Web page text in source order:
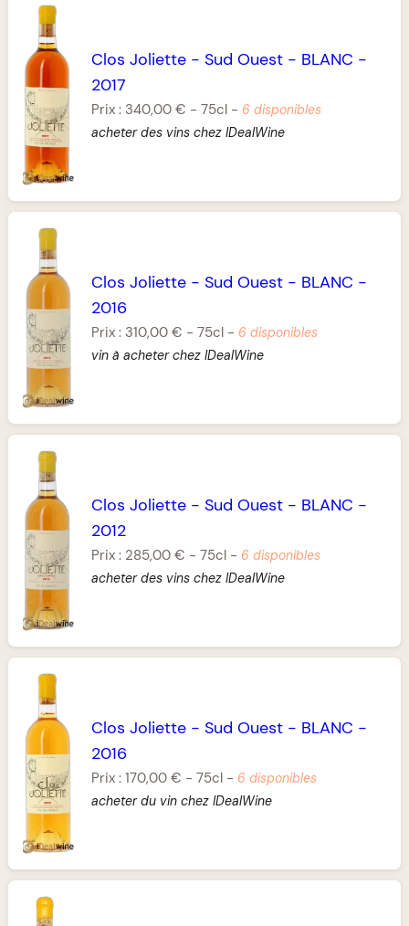
Clos Joliette- Sud Ouest- BLANC -
2017
Prix : 340,00 € - 75cl- 6 disponibles
acheter des vins chez IDealWine
Clos Joliette- Sud Ouest- BLANC -
2016
Prix : 310,00 € - 75cl- 6 disponibles
vin à acheter chez IDealWine
Clos Joliette- Sud Ouest- BLANC -
2012
Prix : 285,00 € - 75cl- 6 disponibles
acheter des vins chez IDealWine
Clos Joliette- Sud Ouest- BLANC -
2016
Prix : 170,00 € - 75cl- 6 disponibles
acheter du vin chez IDealWine